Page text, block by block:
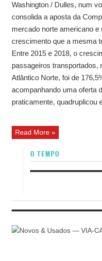
Washington / Dulles, num
consolida a aposta da
mercado norte americano e
crescimento que a mesma
Entre 2015 e 2018, o
passageiros transportados,
Atlântico Norte, foi de
acompanhando uma oferta
praticamente, quadruplicou
Read More »
O TEMPO